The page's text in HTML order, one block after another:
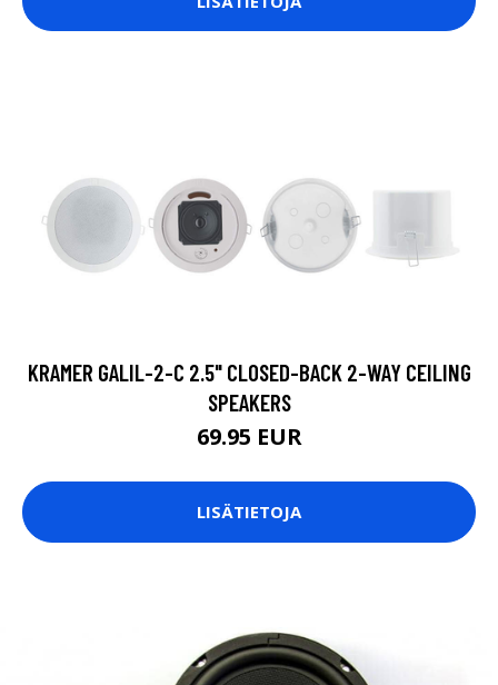
KRAMER GALIL-2-C 2.5" CLOSED-BACK 2-WAY CEILING
SPEAKERS
69.95 EUR
LISÄTIETOJA